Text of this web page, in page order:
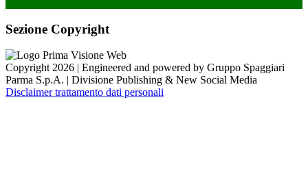
Sezione Copyright
Copyright 2026 | Engineered and powered by Gruppo Spaggiari
Parma S.p.A. | Divisione Publishing & New Social Media
Disclaimer trattamento dati personali